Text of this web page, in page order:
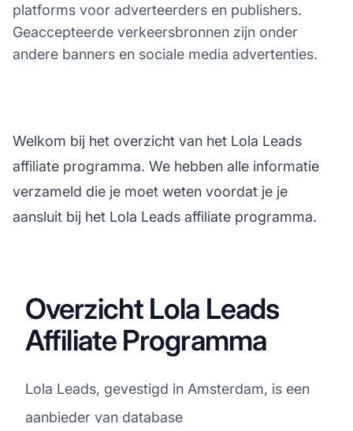
platforms voor adverteerders en publishers.
Geaccepteerde verkeersbronnen zijn onder
andere banners en sociale media advertenties.
Welkom bij het overzicht van het Lola Leads
affiliate programma. We hebben alle informatie
verzameld die je moet weten voordat je je
aansluit bij het Lola Leads affiliate programma.
Overzicht Lola Leads
Affiliate Programma
Lola Leads, gevestigd in Amsterdam, is een
aanbieder van database